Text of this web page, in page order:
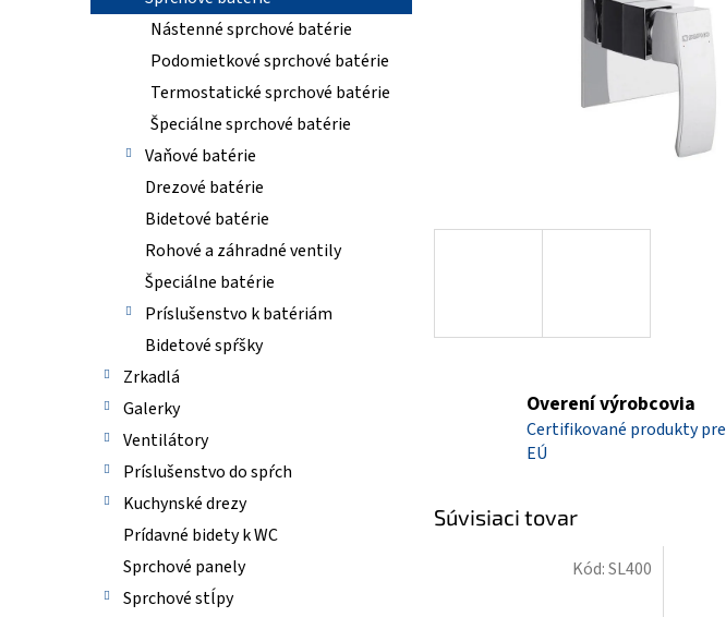
Nástenné sprchové batérie
Podomietkové sprchové batérie
Termostatické sprchové batérie
Špeciálne sprchové batérie
Vaňové batérie
Drezové batérie
Bidetové batérie
Rohové a záhradné ventily
Špeciálne batérie
Príslušenstvo k batériám
Bidetové spŕšky
Zrkadlá
Galerky
Ventilátory
Príslušenstvo do spŕch
Kuchynské drezy
Prídavné bidety k WC
Sprchové panely
Sprchové stĺpy
Overení výrobcovia
Certifikované produkty pre
EÚ
Súvisiaci tovar
Kód:SL400